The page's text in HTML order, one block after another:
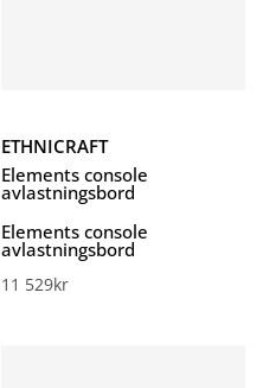
ETHNICRAFT
Elements console
avlastningsbord
Elements console
avlastningsbord
11 529kr